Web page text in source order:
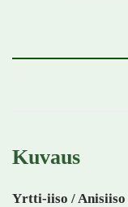
Kuvaus
Yrtti-iiso / Anisiiso